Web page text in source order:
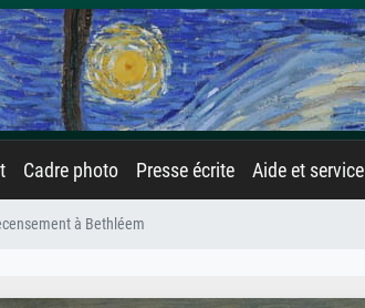
Cadre photo Presse écrite Aide et service
à Bethléem